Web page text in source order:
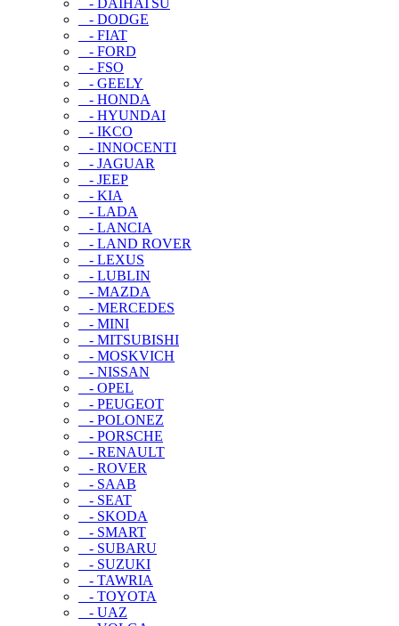
- DAIHATSU
- DODGE
- FIAT
- FORD
- FSO
- GEELY
- HONDA
- HYUNDAI
- IKCO
- INNOCENTI
- JAGUAR
- JEEP
- KIA
- LADA
- LANCIA
- LAND ROVER
- LEXUS
- LUBLIN
- MAZDA
- MERCEDES
- MINI
- MITSUBISHI
- MOSKVICH
- NISSAN
- OPEL
- PEUGEOT
- POLONEZ
- PORSCHE
- RENAULT
- ROVER
- SAAB
- SEAT
- SKODA
- SMART
- SUBARU
- SUZUKI
- TAWRIA
- TOYOTA
- UAZ